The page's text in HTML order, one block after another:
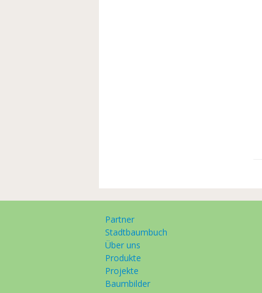
Partner
Stadtbaumbuch
Über uns
Produkte
Projekte
Baumbilder